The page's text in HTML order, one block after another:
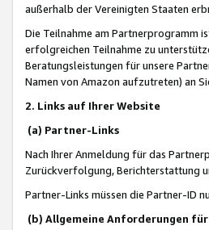
außerhalb der Vereinigten Staaten
Die Teilnahme am Partnerprogramm
erfolgreichen Teilnahme zu
Beratungsleistungen für unsere
Namen von Amazon aufzutreten) an
2. Links auf Ihrer Website
(a) Partner-Links
Nach Ihrer Anmeldung für das
Zurückverfolgung, Berichterstattung
Partner-Links müssen die Partner-ID
(b) Allgemeine Anforderungen